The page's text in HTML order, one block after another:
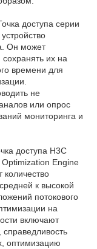
доступа серии
Он может
сохранять их на
времени для
не
или опрос
мониторинга и
доступа H3C
Engine
количество
к высокой
потокового
на
включают
справедливость
оптимизацию